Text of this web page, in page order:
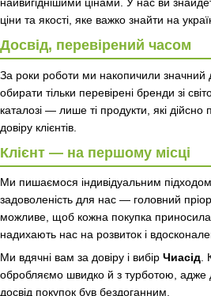
ціни та якості, яке важко знайти на
Досвід, перевірений часом
За роки роботи ми накопичили значний
обирати тільки перевірені бренди зі
каталозі — лише ті продукти, які
довіру клієнтів.
Клієнт — на першому місці
Ми пишаємося індивідуальним
задоволеність для нас — головний
можливе, щоб кожна покупка приносила
надихають нас на розвиток і
Ми вдячні вам за довіру і вибір Чиасід.
обробляємо швидко й з турботою,
досвід покупок був бездоганним.